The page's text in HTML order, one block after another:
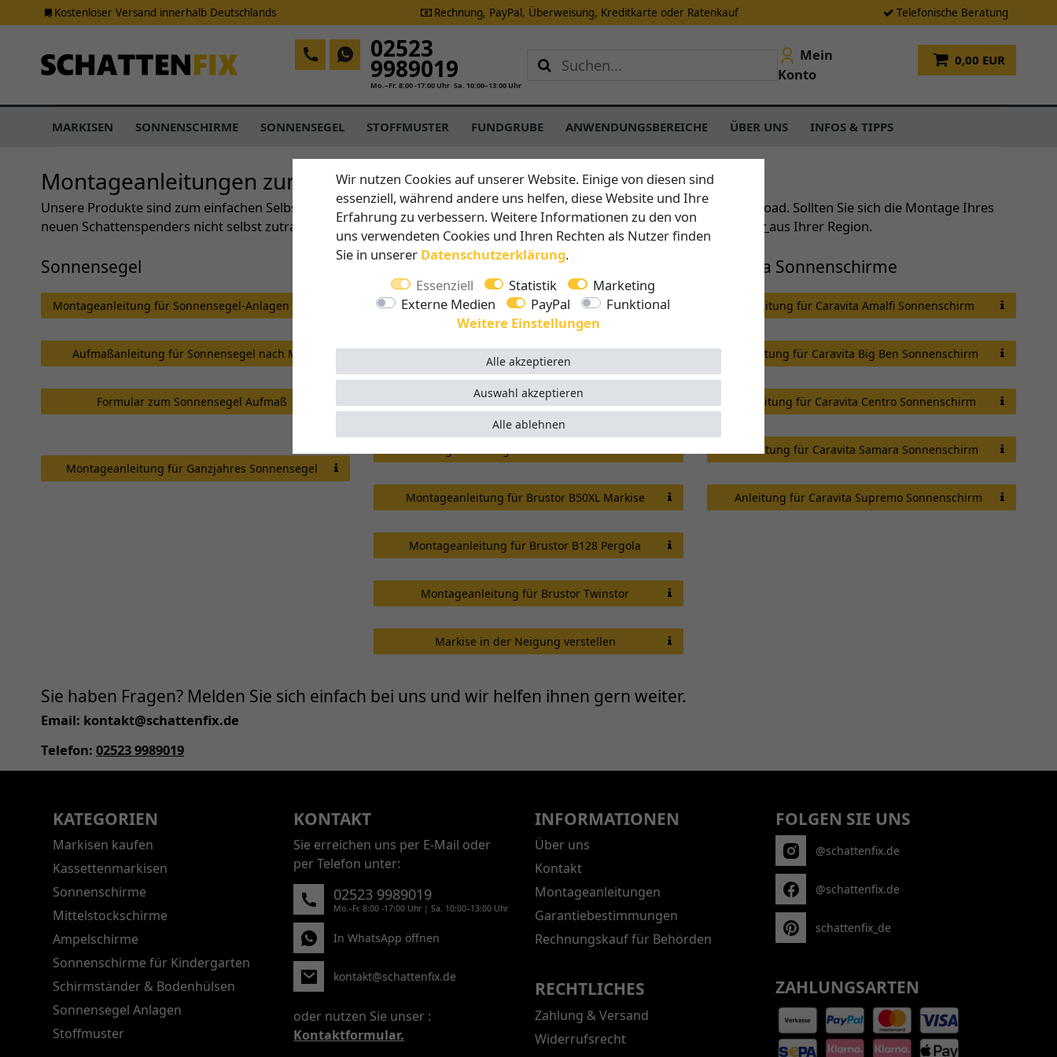
Kostenloser Versand innerhalb Deutschlands Rechnung, PayPal, Überweisung, Kreditkarte oder Ratenkauf Telefonische Beratung
0,00 EUR
02523
9989019
Mo.–Fr. 8:00 -17:00 Uhr Sa. 10:00–13:00 Uhr
Mein
Konto
MARKISEN SONNENSCHIRME SONNENSEGEL STOFFMUSTER FUNDGRUBE ANWENDUNGSBEREICHE ÜBER UNS INFOS & TIPPS
Montageanleitungen zum Download
Unsere Produkte sind zum einfachen Selbstaufbau konzipiert. Daher finden Sie hier alle Montageanleitungen zum Download. Sollten Sie sich die Montage Ihres
neuen Schattenspenders nicht selbst zutrauen, vermitteln wir Ihnen auch gerne einen entsprechendenMontagepartner aus Ihrer Region.
Sonnensegel
Montageanleitung für Sonnensegel-Anlagen nach Maß
Aufmaßanleitung für Sonnensegel nach Maß
Formular zum Sonnensegel Aufmaß
Montageanleitung für Ganzjahres Sonnensegel
Brustor Markisen
Montageanleitung für Brustor B20 Markise
Montageanleitung für Brustor B25 & B27 Markise
Montageanleitung für Brustor B35 Markise
Montageanleitung für Brustor B50XL Markise
Montageanleitung für Brustor B128 Pergola
Montageanleitung für Brustor Twinstor
Markise in der Neigung verstellen
Caravita Sonnenschirme
Anleitung für Caravita Amalfi Sonnenschirm
Anleitung für Caravita Big Ben Sonnenschirm
Anleitung für Caravita Centro Sonnenschirm
Anleitung für Caravita Samara Sonnenschirm
Anleitung für Caravita Supremo Sonnenschirm
Sie haben Fragen? Melden Sie sich einfach bei uns und wir helfen ihnen gern weiter.
Email: kontakt@schattenfix.de
Telefon: 02523 9989019
KATEGORIEN
Markisen kaufen
Kassettenmarkisen
Sonnenschirme
Mittelstockschirme
Ampelschirme
Sonnenschirme für Kindergarten
Schirmständer & Bodenhülsen
Sonnensegel Anlagen
Stoffmuster
KONTAKT
Sie erreichen uns per E-Mail oder
per Telefon unter:
02523 9989019
Mo.–Fr. 8:00 -17:00 Uhr | Sa. 10:00–13:00 Uhr
In WhatsApp öffnen
kontakt@schattenfix.de
oder nutzen Sie unser :
Kontaktformular.
INFORMATIONEN
Über uns
Kontakt
Montageanleitungen
Garantiebestimmungen
Rechnungskauf für Behörden
RECHTLICHES
Zahlung & Versand
Widerrufsrecht
FOLGEN SIE UNS
@schattenfix.de
@schattenfix.de
schattenfix_de
ZAHLUNGSARTEN
Wir nutzen Cookies auf unserer Website. Einige von diesen sind
essenziell, während andere uns helfen, diese Website und Ihre
Erfahrung zu verbessern. Weitere Informationen zu den von
uns verwendeten Cookies und Ihren Rechten als Nutzer finden
Sie in unserer Daten­schutz­erklärung.
Essenziell
Statistik
Marketing
Externe Medien
PayPal
Funktional
Weitere Einstellungen
Alle akzeptieren
Alle ablehnen
Auswahl akzeptieren